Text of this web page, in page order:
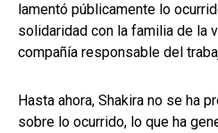
lamentó públicamente lo
solidaridad con la familia de la
compañía responsable del
Hasta ahora, Shakira no se ha
sobre lo ocurrido, lo que ha